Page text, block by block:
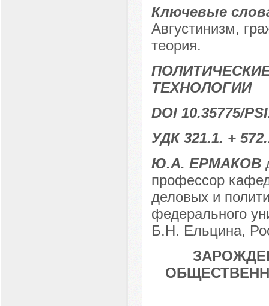
Ключевые
Августинизм,
теория.
ТЕХНОЛОГИИ
DOI 10.35775/
УДК 321.1. +
Ю.А. ЕРМАКОВ
профессор
деловых и
федерального
Б.Н. Ельцина,